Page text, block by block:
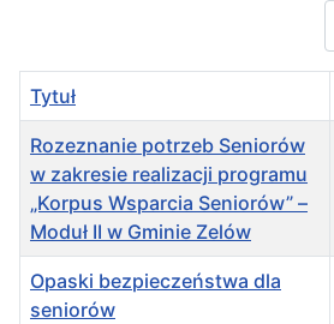
Tytuł
Rozeznanie potrzeb Seniorów
w zakresie realizacji programu
„Korpus Wsparcia Seniorów” –
Moduł II w Gminie Zelów
Opaski bezpieczeństwa dla
seniorów